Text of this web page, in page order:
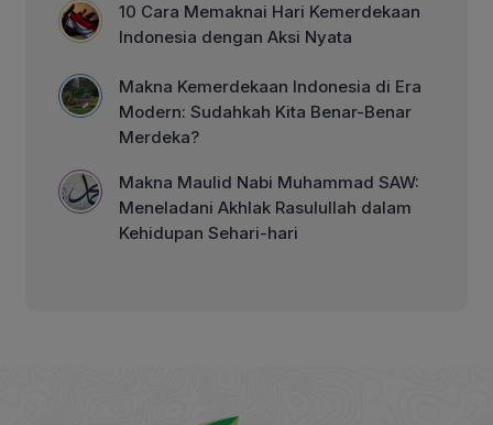
10 Cara Memaknai Hari Kemerdekaan
Indonesia dengan Aksi Nyata
Makna Kemerdekaan Indonesia di Era
Modern: Sudahkah Kita Benar-Benar
Merdeka?
Makna Maulid Nabi Muhammad SAW:
Meneladani Akhlak Rasulullah dalam
Kehidupan Sehari-hari